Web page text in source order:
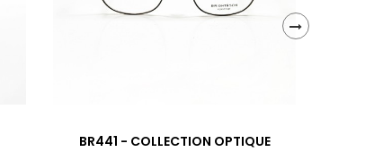
BR441 - COLLECTION OPTIQUE